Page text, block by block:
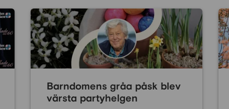
Barndomens gråa påsk blev
värsta partyhelgen